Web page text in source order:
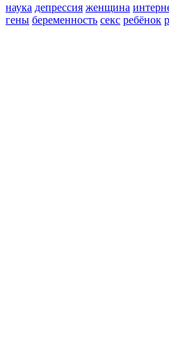
наука депрессия женщина
гены беременность секс ребёнок